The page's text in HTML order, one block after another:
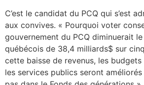
C’est le candidat du PCQ qui s’est
aux convives. « Pourquoi voter
gouvernement du PCQ diminuerait
québécois de 38,4 milliards$ sur
cette baisse de revenus, les
les services publics seront